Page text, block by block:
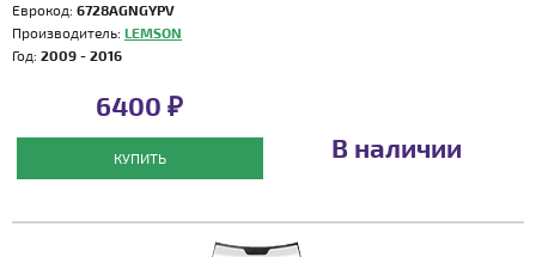
Еврокод: 6728AGNGYPV
Производитель: LEMSON
Год: 2009 - 2016
6400 ₽
КУПИТЬ В наличии